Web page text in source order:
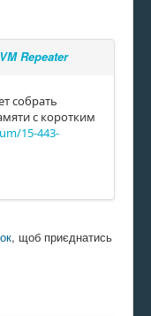
Repeater
собрать
с коротким
15-443-
, щоб приєднатись